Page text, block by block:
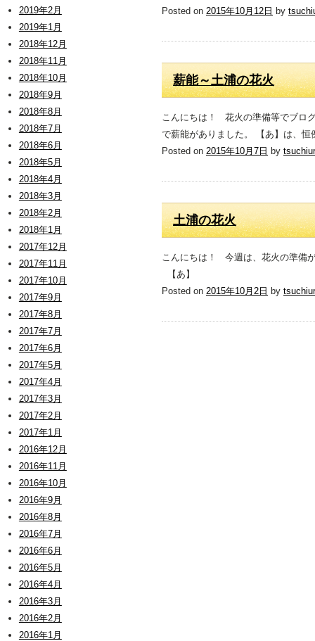
2019年2月
2019年1月
2018年12月
2018年11月
2018年10月
2018年9月
2018年8月
2018年7月
2018年6月
2018年5月
2018年4月
2018年3月
2018年2月
2018年1月
2017年12月
2017年11月
2017年10月
2017年9月
2017年8月
2017年7月
2017年6月
2017年5月
2017年4月
2017年3月
2017年2月
2017年1月
2016年12月
2016年11月
2016年10月
2016年9月
2016年8月
2016年7月
2016年6月
2016年5月
2016年4月
2016年3月
2016年2月
2016年1月
Posted on 2015年10月12日 by
薪能～土浦の花火
こんにちは！ 花火の準備等でブロ
で薪能がありました。 【あ】は、
Posted on 2015年10月7日 by
土浦の花火
こんにちは！ 今週は、花火の準備
【あ】
Posted on 2015年10月2日 by